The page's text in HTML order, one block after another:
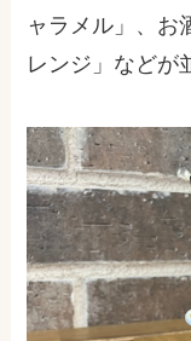
ャラメル」、お
レンジ」などが